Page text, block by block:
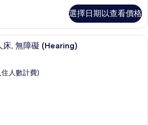
選擇日期以查看價格
高級寢具、客房內保險箱、書桌、筆
床, 無障礙 (Hearing)
人數計費)